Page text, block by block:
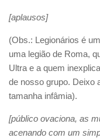
[aplausos]
(Obs.: Legionários é
uma legião de Roma,
Ultra e a quem
de nosso grupo. Deixo
tamanha infâmia).
[público ovaciona, as
acenando com um